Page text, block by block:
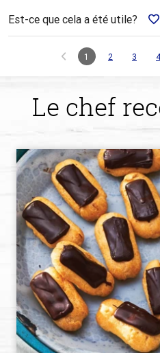
Est-ce que cela a été utile?
1 2 3 4
Le chef